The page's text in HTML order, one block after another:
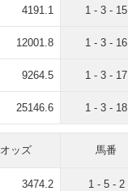
4191.1
12001.8
9264.5
25146.6
1 - 3 - 15
1 - 3 - 16
1 - 3 - 17
1 - 3 - 18
オッズ
3474.2
馬番
1 - 5 - 2